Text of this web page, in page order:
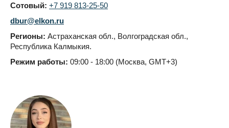
Сотовый: +7 919 813-25-50
dbur@elkon.ru
Регионы: Астраханская обл., Волгоградская обл.,
Республика Калмыкия.
Режим работы: 09:00 - 18:00 (Москва, GMT+3)